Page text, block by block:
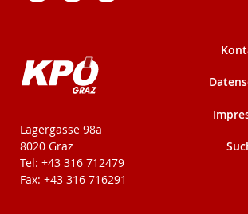
KPÖ-Steiermark
Lagergasse 98a
8020 Graz
Tel: +43 316 712479
Fax: +43 316 716291